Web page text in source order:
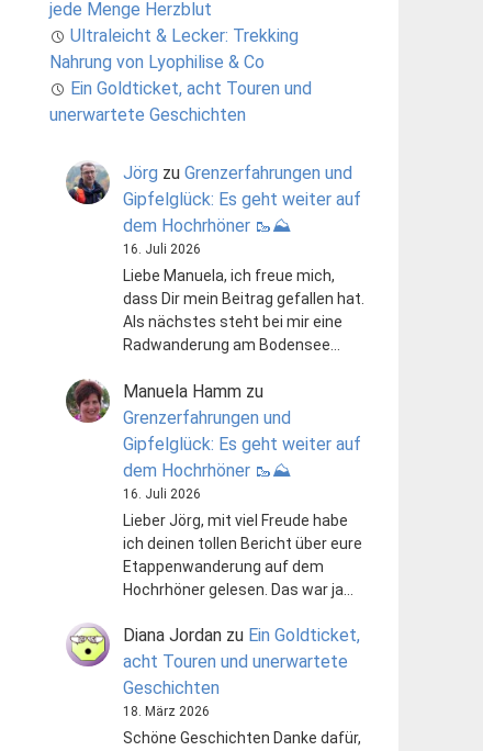
jede Menge Herzblut
Ultraleicht & Lecker: Trekking
Nahrung von Lyophilise & Co
Ein Goldticket, acht Touren und
unerwartete Geschichten
Jörg zu Grenzerfahrungen und
Gipfelglück: Es geht weiter auf
dem Hochrhöner 🥾⛰️
16. Juli 2026
Liebe Manuela, ich freue mich,
dass Dir mein Beitrag gefallen hat.
Als nächstes steht bei mir eine
Radwanderung am Bodensee…
Manuela Hammzu
Grenzerfahrungen und
Gipfelglück: Es geht weiter auf
dem Hochrhöner 🥾⛰️
16. Juli 2026
Lieber Jörg, mit viel Freude habe
ich deinen tollen Bericht über eure
Etappenwanderung auf dem
Hochrhöner gelesen. Das war ja…
Diana Jordanzu Ein Goldticket,
acht Touren und unerwartete
Geschichten
18. März 2026
Schöne Geschichten Danke dafür,